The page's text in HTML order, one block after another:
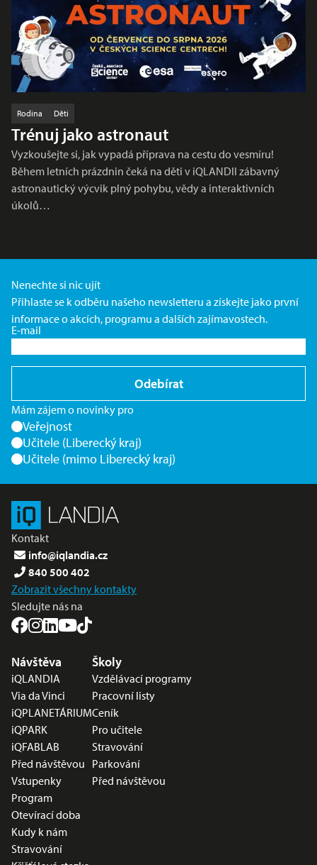
Rodina Děti
Trénuj jako astronaut
Vyzkoušejte si, jak vypadá příprava na cestu do vesmíru!
Během letních prázdnin čeká na děti v iQLANDII zábavný
astronautický výcvik plný pohybu, vědy a interaktivních
úkolů…
Nenechte si nic ujít
Přihlaste se k odběru našeho newsletteru a získejte jako první
informace o akcích, programu a dalších zajímavostech.
E-mail
Odebírat
Mám zájem o novinky pro
Veřejnost
Učitele (Liberecký kraj)
Učitele (mimo Liberecký kraj)
Kontakt
info@iqlandia.cz
840 500 402
Zobrazit všechny kontakty
Sledujte nás na
Nabídka v zápatí
Návštěva
iQLANDIA
Via da Vinci
iQPLANETÁRIUM
iQPARK
iQFABLAB
Před návštěvou
Vstupenky
Program
Otevírací doba
Kudy k nám
Stravování
Školy
Vzdělávací programy
Pracovní listy
Ceník
Pro učitele
Stravování
Parkování
Před návštěvou